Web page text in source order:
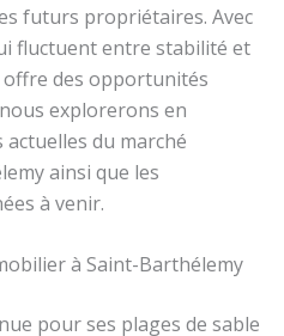
futurs propriétaires. Avec
fluctuent entre stabilité et
offre des opportunités
explorerons en
du marché
ainsi que les
à venir.
à Saint-Barthélemy
pour ses plages de sable